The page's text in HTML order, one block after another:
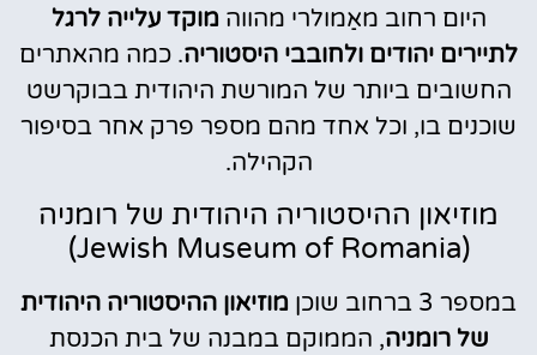
היום רחוב מאַמולרי מהווה מוקד עלייה לרגל
לתיירים יהודים ולחובבי היסטוריה. כמה מהאתרים
החשובים ביותר של המורשת היהודית בבוקרשט
שוכנים בו, וכל אחד מהם מספר פרק אחר בסיפור
הקהילה.
מוזיאון ההיסטוריה היהודית של רומניה
(Jewish Museum of Romania)
במספר 3 ברחוב שוכן
מוזיאון ההיסטוריה היהודית
של רומניה, הממוקם במבנה של בית הכנסת